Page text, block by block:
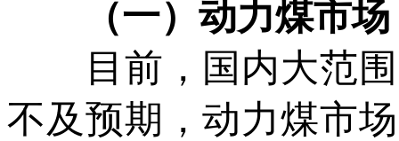
（一）动力煤市场
目前，国内大范围
不及预期，动力煤市